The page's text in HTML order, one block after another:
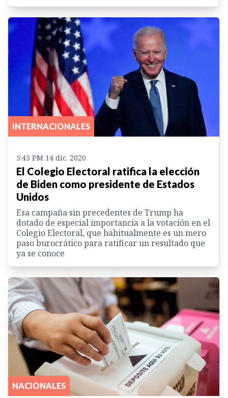
INTERNACIONALES
5:45 PM 14 dic. 2020
El Colegio Electoral ratifica la elección
de Biden como presidente de Estados
Unidos
Esa campaña sin precedentes de Trump ha
dotado de especial importancia a la votación en el
Colegio Electoral, que habitualmente es un mero
paso burocrático para ratificar un resultado que
ya se conoce
NACIONALES